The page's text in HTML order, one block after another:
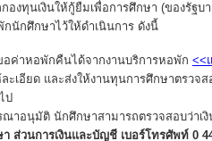
เงินให้กู้ยืมเพื่อการศึกษา (ของรัฐบา
นักศึกษาไว้ให้ดำเนินการ ดังนี้
ค่าหอพักคืนได้จากงานบริการหอพัก <<
ะเอียด และส่งให้งานทุนการศึกษาตรวจ
ป
ณาอนุมัติ นักศึกษาสามารถตรวจสอบว่า
า ส่วนการเงินและบัญชี เบอร์โทรศัพท์ 0